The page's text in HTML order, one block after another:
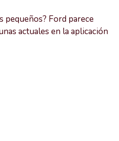
pequeños? Ford parece
actuales en la aplicación